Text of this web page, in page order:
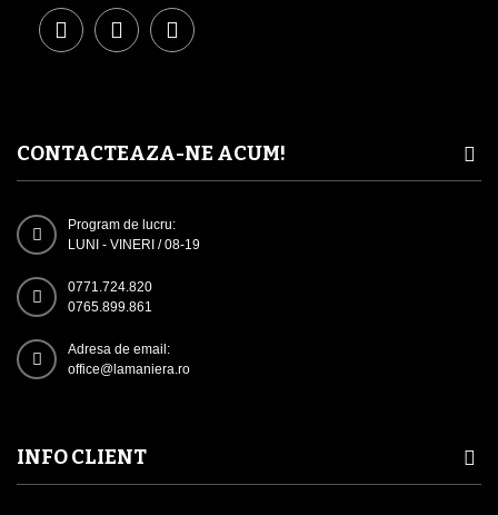
CONTACTEAZA-NE ACUM!
Program de lucru:
LUNI - VINERI / 08-19
0771.724.820
0765.899.861
Adresa de email:
office@lamaniera.ro
INFO CLIENT